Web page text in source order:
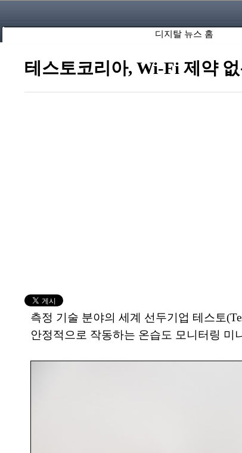
디지탈 뉴스 홈
테스토코리아, Wi-Fi 제약 없
측정 기술 분야의 세계 선두기업 테스토
안정적으로 작동하는 온습도 모니터링 미